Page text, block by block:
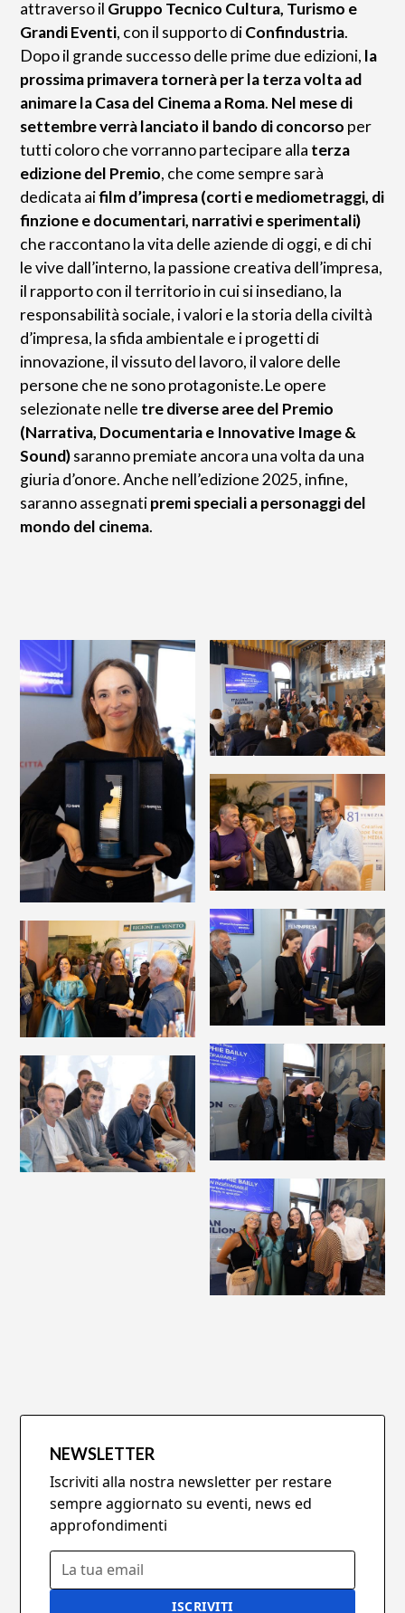
attraverso il Gruppo Tecnico Cultura, Turismo e
Grandi Eventi, con il supporto diConfindustria.
Dopo il grande successo delle prime due edizioni, la
prossima primavera tornerà per la terza volta ad
animare la Casa del Cinema a Roma. Nel mese di
settembre verrà lanciato il bando di concorso per
tutti coloro che vorranno partecipare alla terza
edizione del Premio, che come sempre sarà
dedicata aifilm d’impresa (corti e mediometraggi, di
finzione e documentari, narrativi e sperimentali)
che raccontano la vita delle aziende di oggi, e di chi
le vive dall’interno, la passione creativa dell’impresa,
il rapporto con il territorio in cui si insediano, la
responsabilità sociale, i valori e la storia della civiltà
d’impresa, la sfida ambientale e i progetti di
innovazione, il vissuto del lavoro, il valore delle
persone che ne sono protagoniste.Le opere
selezionate nelle tre diverse aree del Premio
(Narrativa, Documentaria e Innovative Image &
Sound)saranno premiate ancora una volta da una
giuria d’onore. Anche nell’edizione 2025, infine,
saranno assegnatipremi speciali a personaggi del
mondo del cinema.
NEWSLETTER
Iscriviti alla nostra newsletter per restare
sempre aggiornato su eventi, news ed
approfondimenti